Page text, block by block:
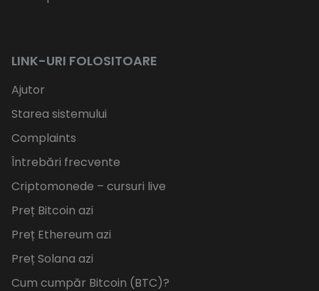
LINK-URI FOLOSITOARE
Ajutor
Starea sistemului
Complaints
Întrebări frecvente
Criptomonede – cursuri live
Preț Bitcoin azi
Preț Ethereum azi
Preț Solana azi
Cum cumpăr Bitcoin (BTC)?